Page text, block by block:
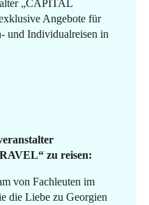
„CAPITAL
Angebote für
und Individualreisen in
zu reisen:
von Fachleuten im
die Liebe zu Georgien